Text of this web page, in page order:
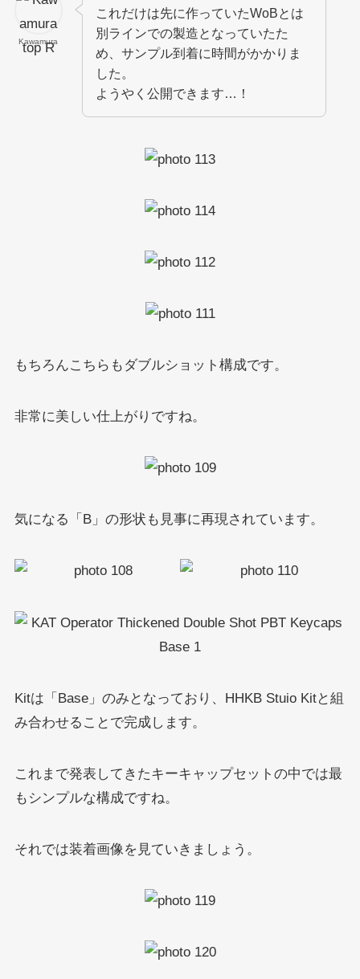
Kawamura
これだけは先に作っていたWoBとは
別ラインでの製造となっていたた
め、サンプル到着に時間がかかりま
した。
ようやく公開できます…！
もちろんこちらもダブルショット構成です。
非常に美しい仕上がりですね。
気になる「B」の形状も見事に再現されています。
Kitは「Base」のみとなっており、HHKB Stuio Kitと組
み合わせることで完成します。
これまで発表してきたキーキャップセットの中では最
もシンプルな構成ですね。
それでは装着画像を見ていきましょう。